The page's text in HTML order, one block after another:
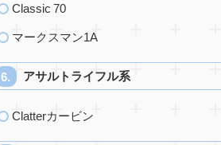
Classic 70
マークスマン1A
アサルトライフル系
Clatterカービン